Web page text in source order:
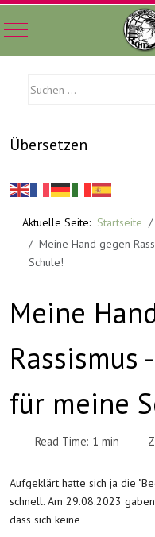
Mobile Menu Toggle
Übersetzen
Aktuelle Seite: Startseite
Meine Hand gegen
Schule!
Meine
Rassismus
für meine
Read Time: 1 min
Aufgeklärt hatte sich ja die
schnell. Am 29.08.2023
dass sich keine